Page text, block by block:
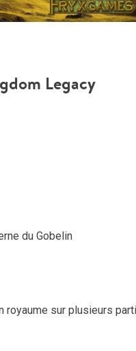
Legacy
du Gobelin
royaume sur plusieurs